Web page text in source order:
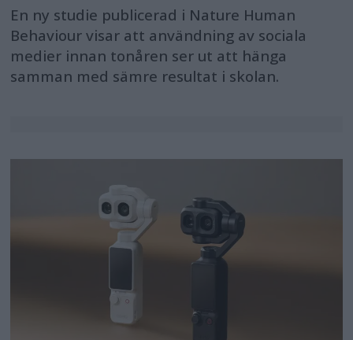
En ny studie publicerad i Nature Human
Behaviour visar att användning av sociala
medier innan tonåren ser ut att hänga
samman med sämre resultat i skolan.